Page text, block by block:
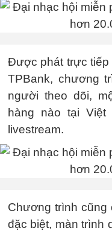
Được phát trực tiếp
TPBank, chương
người theo dõi,
hàng nào tại
livestream.
Chương trình cũng
đặc biệt, màn trình